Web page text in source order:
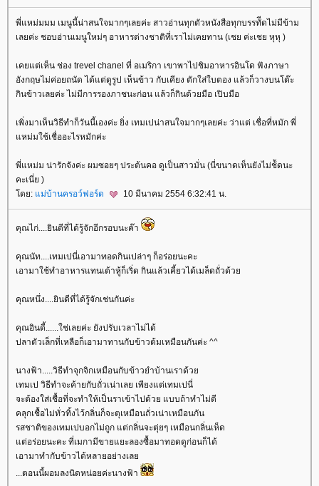
พี่แหม่มมม เมนูนี้น่าสนใจมากๆเลยค่ะ สาวอ่านทุกตัวหนังสือทุกบรรทัีดไม่มีข้าม
เลยค่ะ ชอบอ่านเมนูใหม่ๆ อาหารต่างชาติที่เราไม่เคยทาน (เชย ค่ะเชย หุหุ )
เคยแต่เห็น ช่อง trevel chanel ที่ อเมริกา เขาพาไปชิมอาหารอินโด ฟังภาษา
อังกฤษไม่ค่อยถนัด ได้แต่ดูรูป เห็นข้าว กับเคียง ตักใส่ใบตอง แล้วก็วางบนโต๊ะ
กินข้าวเลยค่ะ ไม่มีการรองภาชนะก่อน แล้วก็กินด้วยมือ เปิบมือ
เพิ่งมาเห็นวิธีทำก็วันนี้เองค่ะ ยิ่ง เทมเปน่าสนใจมากๆเลยค่ะ ว่าแต่ เชื่อที่หมัก พี่
หม่มใช้เชื่ออะไรหมักค่ะ
พี่แหม่ม น่ารักจังค่ะ ผมซอยๆ ประต้นคอ ดูเป็นสาวมั่น (นี่ขนาดเห็นยังไม่ช้ัดนะ
คะเนี่ย )
ดย: ม่บ้านครอว์ฟอร์ด 10 มีนาคม 2554 6:32:41 น.
คุณไก่....ยินดีที่ได้รู้จักอีกรอบนะค๊า
คุณนัท....เทมเปนี่เอามาทอดกินเปล่าๆ ก็อร่อยนะคะ
เอามาใช้ทำอาหารแทนเต้าหู้ก็เริ่ด กินแล้วเคี้ยวได้เมล็ดถั่วด้ว
คุณหนึ่ง....ยินดีที่ได้รู้จักเช่นกันค่ะ
คุณอินดี้......ใช่เลยค่ะ ยังปรับเวลาไม่ได้
ปลาตัวเล็กที่เหลือก็เอามาทานกับข้าวต้มเหมือนกันค่ะ ^^
นางฟ้า.....วิธีทำจุกจิกเหมือนกับข้าวยำบ้านเราด้ว
เทมเป วิธีทำจะค้ายกับถั่วเน่าเลย เพียงแต่เทมเปนี่
จะต้องใส่เชื้อที่จะทำให้เป็นราเข้าไปด้วย แบบถ้าทำไม่ดี
คลุกเชื้อไม่ทั่วทิ้งไว้กลิ่นก็จะตุเหมือนถั่วเน่าเหมือนกัน
รสชาติของเทมเปบอกไม่ถูก แต่กลิ่นจะตุ่ยๆ เหมือนกลิ่นเห็ด
ต่อร่อยนะคะ ที่เมกามีขายแยะลองซื้อมาทอดดูก่อนก็ได้
เอามาทำกับข้าวได้หลายอย่างเล
...ตอนนี้ผอมลงนิดหน่อยค่ะนางฟ้า